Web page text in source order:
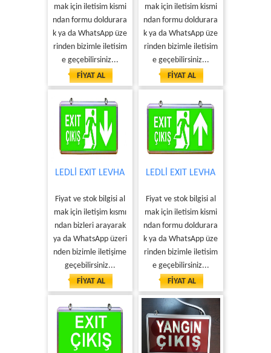
mak için iletisim kismi
ndan formu doldurara
k ya da WhatsApp üze
rinden bizimle iletisim
e geçebilirsiniz...
FİYAT AL
mak için iletisim kismi
ndan formu doldurara
k ya da WhatsApp üze
rinden bizimle iletisim
e geçebilirsiniz...
FİYAT AL
LEDLİ EXIT LEVHA
Fiyat ve stok bilgisi al
mak için iletişim kısmı
ndan bizleri arayarak
ya da WhatsApp üzeri
nden bizimle iletişime
geçebilirsiniz...
FİYAT AL
LEDLİ EXIT LEVHA
Fiyat ve stok bilgisi al
mak için iletisim kismi
ndan formu doldurara
k ya da WhatsApp üze
rinden bizimle iletisim
e geçebilirsiniz...
FİYAT AL